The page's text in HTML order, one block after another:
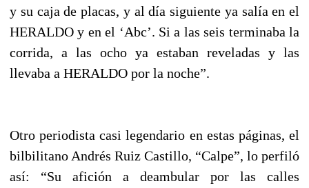
y su caja de placas, y al día siguiente ya salía en el
HERALDO y en el ‘Abc’. Si a las seis terminaba la
corrida, a las ocho ya estaban reveladas y las
llevaba a HERALDO por la noche”.
Otro periodista casi legendario en estas páginas, el
bilbilitano Andrés Ruiz Castillo, “Calpe”, lo perfiló
así: “Su afición a deambular por las calles